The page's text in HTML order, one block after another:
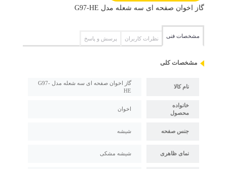
گاز اخوان صفحه ای سه شعله مدل G97-HE
مشخصات فنی نظرات کاربران پرسش و پاسخ
مشخصات کلی
نام کالا
گاز اخوان صفحه ای سه شعله مدل G97-
HE
خانواده
محصول
اخوان
جنس صفحه شیشه
نمای ظاهری شیشه مشکی